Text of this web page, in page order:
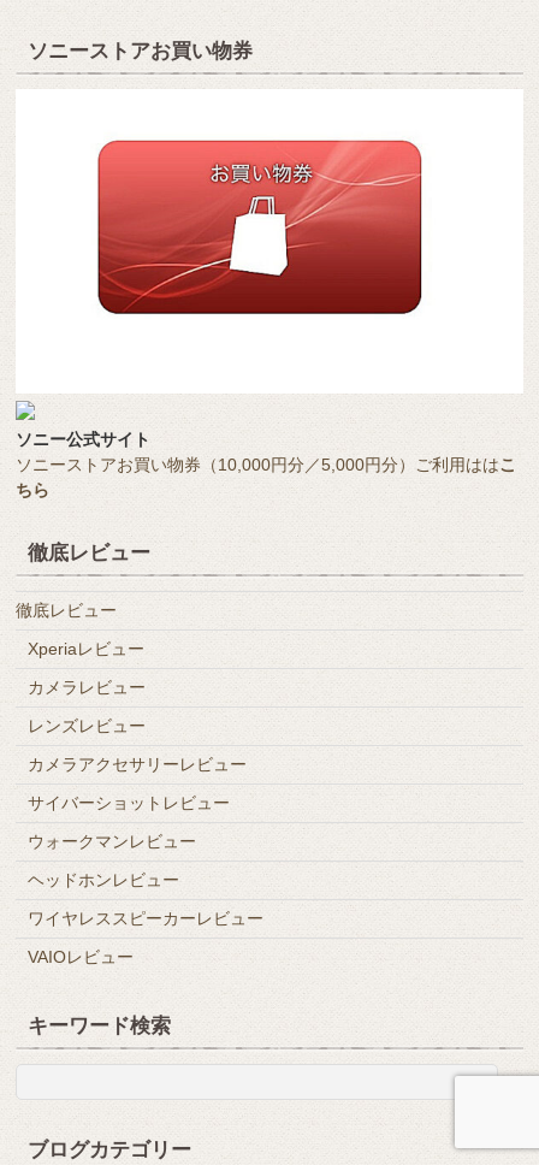
ソニーストアお買い物券
ソニー公式サイト
ソニーストアお買い物券（10,000円分／5,000円分）ご利用ははこ
ちら
徹底レビュー
徹底レビュー
Xperiaレビュー
カメラレビュー
レンズレビュー
カメラアクセサリーレビュー
サイバーショットレビュー
ウォークマンレビュー
ヘッドホンレビュー
ワイヤレススピーカーレビュー
VAIOレビュー
キーワード検索
ブログカテゴリー